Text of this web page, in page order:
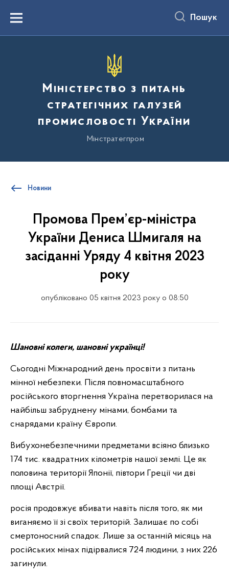
вмістуMenu Пошук
Міністерство з питань
стратегічних галузей
промисловості України
Мінстратегпром
Новини
Промова Прем’єр-міністра
України Дениса Шмигаля на
засіданні Уряду 4 квітня 2023
року
опубліковано 05 квітня 2023 року о 08:50
Шановні колеги, шановні українці!
Сьогодні Міжнародний день просвіти з питань
мінної небезпеки. Після повномасштабного
російського вторгнення Україна перетворилася на
найбільш забруднену мінами, бомбами та
снарядами країну Європи.
Вибухонебезпечними предметами всіяно близько
174 тис. квадратних кілометрів нашої землі. Це як
половина території Японії, півтори Греції чи дві
площі Австрії.
росія продовжує вбивати навіть після того, як ми
виганяємо її зі своїх територій. Залишає по собі
смертоносний спадок. Лише за останній місяць на
російських мінах підірвалися 724 людини, з них 226
загинули.